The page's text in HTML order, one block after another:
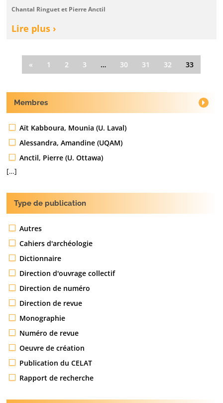
Chantal Ringuet et Pierre Anctil
Lire plus ›
« 1 2 3 … 30 31 32 33
Membres
Aït Kabboura, Mounia (U. Laval)
Alessandra, Amandine (UQAM)
Anctil, Pierre (U. Ottawa)
[…]
Type de publication
Autres
Cahiers d'archéologie
Dictionnaire
Direction d'ouvrage collectif
Direction de numéro
Direction de revue
Monographie
Numéro de revue
Oeuvre de création
Publication du CELAT
Rapport de recherche